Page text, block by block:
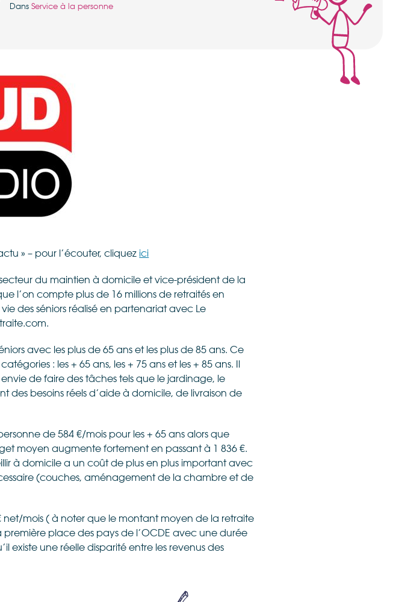
Dans Service à la personne
» – pour l’écouter, cliquez ici
du maintien à domicile et vice-président de la
l’on compte plus de 16 millions de retraités en
des séniors réalisé en partenariat avec Le
avec les plus de 65 ans et les plus de 85 ans. Ce
: les + 65 ans, les + 75 ans et les + 85 ans. Il
de faire des tâches tels que le jardinage, le
des besoins réels d’aide à domicile, de livraison de
de 584 €/mois pour les + 65 ans alors que
moyen augmente fortement en passant à 1 836 €.
à domicile a un coût de plus en plus important avec
(couches, aménagement de la chambre et de
mois ( à noter que le montant moyen de la retraite
première place des pays de l’OCDE avec une durée
existe une réelle disparité entre les revenus des